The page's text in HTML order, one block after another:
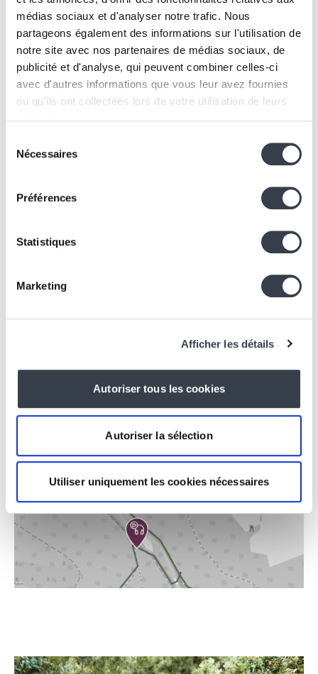
médias sociaux et d'analyser notre trafic. Nous
partageons également des informations sur l'utilisation de
notre site avec nos partenaires de médias sociaux, de
publicité et d'analyse, qui peuvent combiner celles-ci
avec d'autres informations que vous leur avez fournies
ou qu'ils ont collectées lors de votre utilisation de leurs
We work with
who may receive and
Nécessaires
Préférences
Statistiques
Marketing
Afficher les détails
Autoriser tous les cookies
Autoriser la sélection
Utiliser uniquement les cookies nécessaires